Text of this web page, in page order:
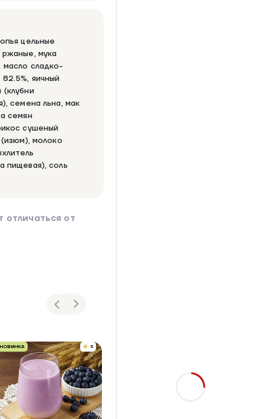
цельные
ржаные, мука
масло сладко-
яичный
семена льна, мак
семян
сушеный
(изюм), молоко
пищевая), соль
от
НОВИНКА 5